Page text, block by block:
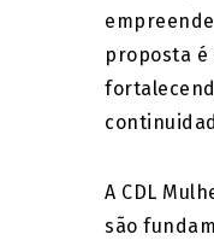
proposta
A CDL
são